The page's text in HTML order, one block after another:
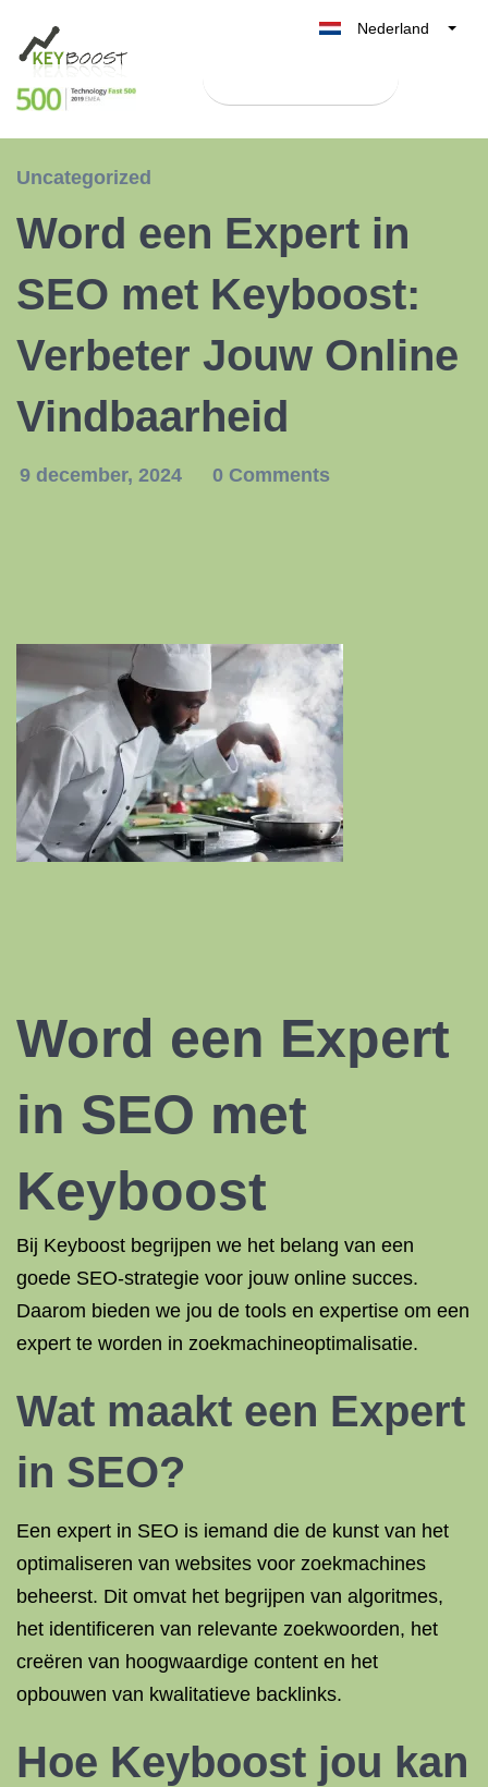
Nederland
België
España
Uncategorized
Word een Expert in
SEO met Keyboost:
Verbeter Jouw Online
Vindbaarheid
9 december, 2024 0 Comments
Word een Expert
in SEO met
Keyboost
Bij Keyboost begrijpen we het belang van een
goede SEO-strategie voor jouw online succes.
Daarom bieden we jou de tools en expertise om een
expert te worden in zoekmachineoptimalisatie.
Wat maakt een Expert
in SEO?
Een expert in SEO is iemand die de kunst van het
optimaliseren van websites voor zoekmachines
beheerst. Dit omvat het begrijpen van algoritmes,
het identificeren van relevante zoekwoorden, het
creëren van hoogwaardige content en het
opbouwen van kwalitatieve backlinks.
Hoe Keyboost jou kan